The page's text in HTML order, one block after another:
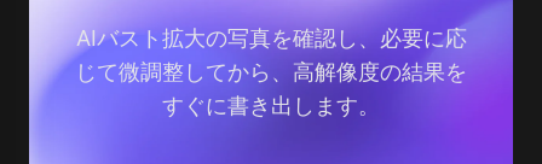
AIバスト拡大の写真を確認し、必要に応
じて微調整してから、高解像度の結果を
すぐに書き出します。